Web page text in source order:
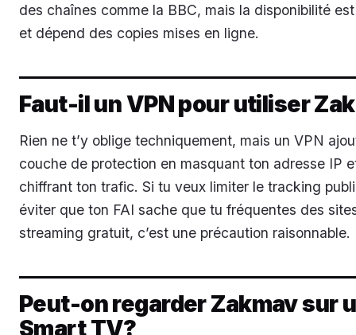
des chaînes comme la BBC, mais la disponibilité
et dépend des copies mises en ligne.
Faut-il un VPN pour utiliser
Rien ne t’y oblige techniquement, mais un VPN
couche de protection en masquant ton adresse IP
chiffrant ton trafic. Si tu veux limiter le tracking
éviter que ton FAI sache que tu fréquentes des
streaming gratuit, c’est une précaution raisonnable.
Peut-on regarder Zakmav sur
Smart TV?